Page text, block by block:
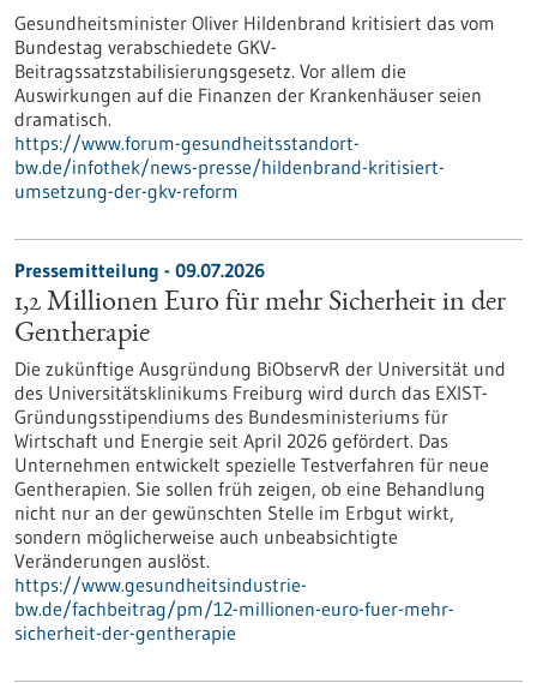
Gesundheitsminister Oliver Hildenbrand kritisiert das vom
Bundestag verabschiedete GKV-
Beitragssatzstabilisierungsgesetz. Vor allem die
Auswirkungen auf die Finanzen der Krankenhäuser seien
dramatisch.
https://www.forum-gesundheitsstandort-
bw.de/infothek/news-presse/hildenbrand-kritisiert-
umsetzung-der-gkv-reform
Pressemitteilung - 09.07.2026
1,2 Millionen Euro für mehr Sicherheit in der
Gentherapie
Die zukünftige Ausgründung BiObservR der Universität und
des Universitätsklinikums Freiburg wird durch das EXIST-
Gründungsstipendiums des Bundesministeriums für
Wirtschaft und Energie seit April 2026 gefördert. Das
Unternehmen entwickelt spezielle Testverfahren für neue
Gentherapien. Sie sollen früh zeigen, ob eine Behandlung
nicht nur an der gewünschten Stelle im Erbgut wirkt,
sondern möglicherweise auch unbeabsichtigte
Veränderungen auslöst.
https://www.gesundheitsindustrie-
bw.de/fachbeitrag/pm/12-millionen-euro-fuer-mehr-
sicherheit-der-gentherapie